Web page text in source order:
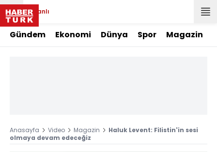
Canlı
Gündem Ekonomi Dünya Spor Magazin
Anasayfa Video Magazin
Haluk Levent: Filistin'in sesi
olmaya devam edeceğiz